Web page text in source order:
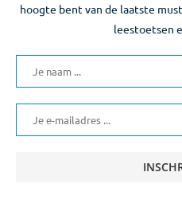
hoogte bent van de laatste
leestoetsen